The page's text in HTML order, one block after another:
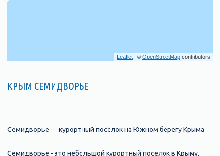
Leaflet | © OpenStreetMap contributors
КРЫМ СЕМИДВОРЬЕ
Семидворье — курортный посёлок на Южном берегу Крыма
Семидворье - это небольшой курортный поселок в Крыму,